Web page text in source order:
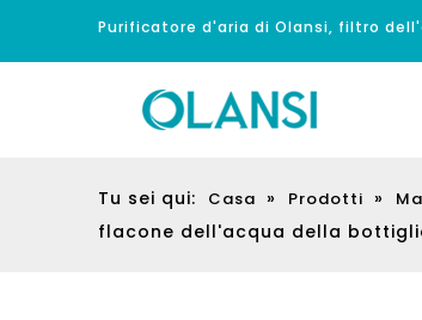
Purificatore d'aria di Olansi, filtro
Tu sei qui: Casa » Prodotti »
flacone dell'acqua della